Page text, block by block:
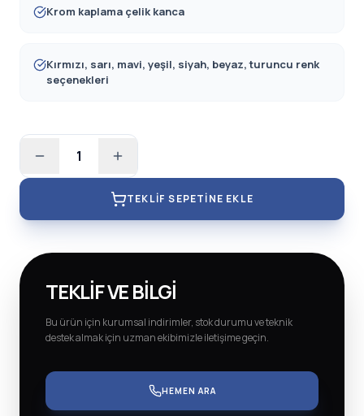
Krom kaplama çelik kanca
Kırmızı, sarı, mavi, yeşil, siyah, beyaz, turuncu renk
seçenekleri
1
TEKLIF SEPETINE EKLE
TEKLIF VE BILGI
Bu ürün için kurumsal indirimler, stok durumu ve teknik
destek almak için uzman ekibimizle iletişime geçin.
HEMEN ARA